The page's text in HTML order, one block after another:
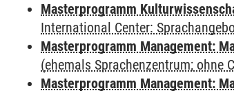
Masterprogramm
International Center:
Masterprogramm Management:
(ehemals Sprachenzentrum; ohne
Masterprogramm Management: